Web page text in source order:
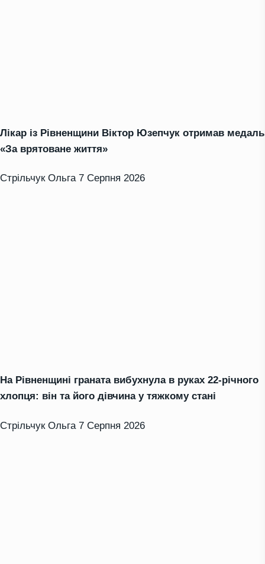
Лікар із Рівненщини Віктор Юзепчук отримав медаль
«За врятоване життя»
Стрільчук Ольга 7 Серпня 2026
На Рівненщині граната вибухнула в руках 22-річного
хлопця: він та його дівчина у тяжкому стані
Стрільчук Ольга 7 Серпня 2026